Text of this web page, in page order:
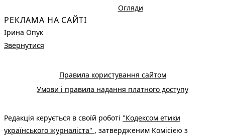
РЕКЛАМА НА САЙТІ
Ірина Опук
Звернутися
Огляди
Правила користування сайтом
Умови і правила надання платного доступу
Редакція керується в своїй роботі "Кодексом етики
українського журналіста" , затвердженим Комісією з